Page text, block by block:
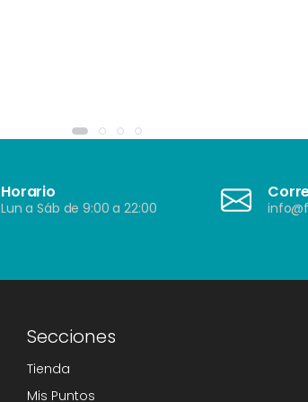
Horario
Lun a Sáb de 9:00 a 22:00
Secciones
Tienda
Mis Puntos